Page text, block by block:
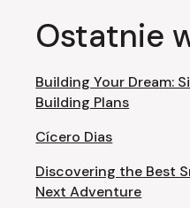
Ostatnie
Building Your Dream:
Building Plans
Cícero Dias
Discovering the Best
Next Adventure